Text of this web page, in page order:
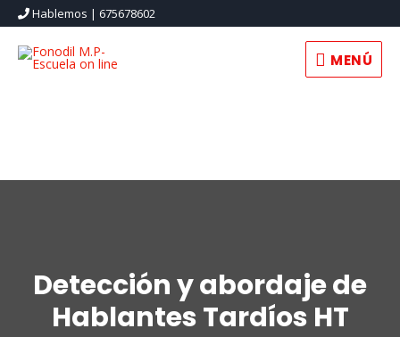
Hablemos | 675678602
MENÚ
MENÚ
Detección y abordaje de
Hablantes Tardíos HT